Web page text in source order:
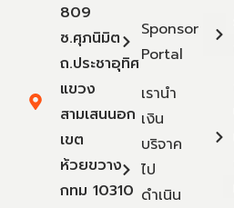
809
ซ.ศุภนิมิต
ถ.ประชาอุทิศ
แขวง
สามเสนนอก
เขต
ห้วยขวาง
กทม 10310
Sponsor
Portal
เรานำ
เงิน
บริจาค
ไป
ดำเนิน